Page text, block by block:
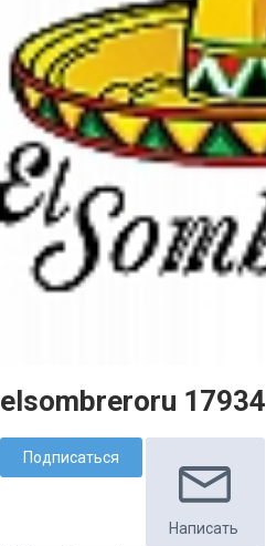
elsombreroru 17934
Подписаться
Написать